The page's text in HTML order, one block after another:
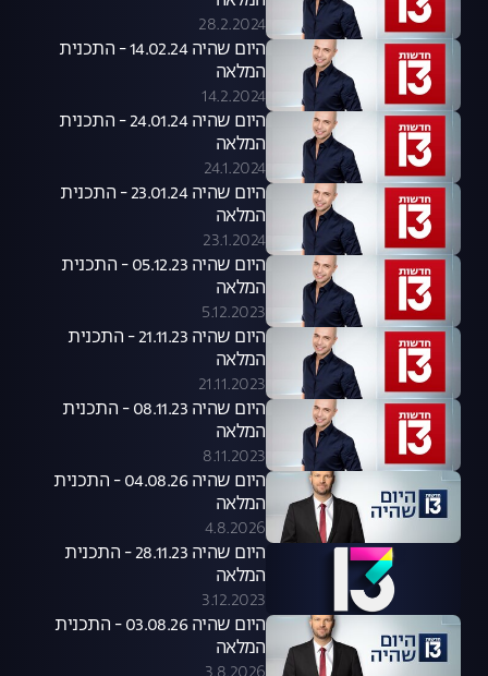
28.2.2024
היום שהיה 14.02.24 - התכנית
המלאה
14.2.2024
היום שהיה 24.01.24 - התכנית
המלאה
24.1.2024
היום שהיה 23.01.24 - התכנית
המלאה
23.1.2024
היום שהיה 05.12.23 - התכנית
המלאה
5.12.2023
היום שהיה 21.11.23 - התכנית
המלאה
21.11.2023
היום שהיה 08.11.23 - התכנית
המלאה
8.11.2023
היום שהיה 04.08.26 - התכנית
המלאה
4.8.2026
היום שהיה 28.11.23 - התכנית
המלאה
3.12.2023
היום שהיה 03.08.26 - התכנית
המלאה